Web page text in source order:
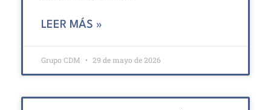
LEER MÁS »
Grupo CDM 29 de mayo de 2026